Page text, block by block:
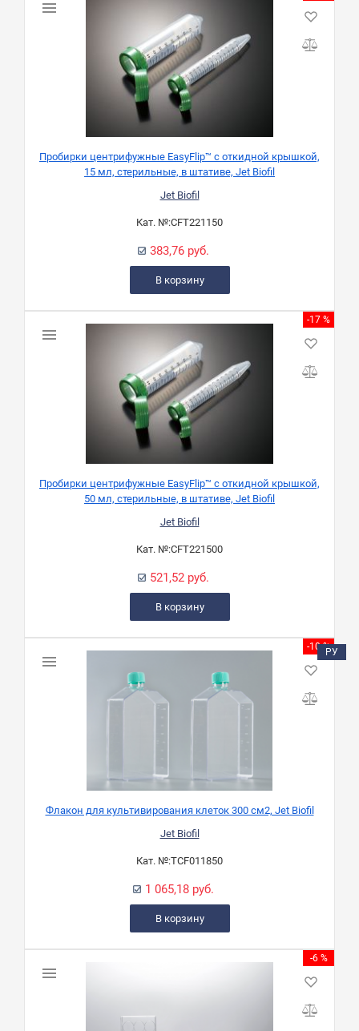
Пробирки центрифужные EasyFlip™ с откидной крышкой,
15 мл, стерильные, в штативе, Jet Biofil
Jet Biofil
Кат. №:CFT221150
383,76 руб.
В корзину
-17 %
Пробирки центрифужные EasyFlip™ с откидной крышкой,
50 мл, стерильные, в штативе, Jet Biofil
Jet Biofil
Кат. №:CFT221500
521,52 руб.
В корзину
-10 %РУ
Флакон для культивирования клеток 300 см2, Jet Biofil
Jet Biofil
Кат. №:TCF011850
1 065,18 руб.
В корзину
-6 %